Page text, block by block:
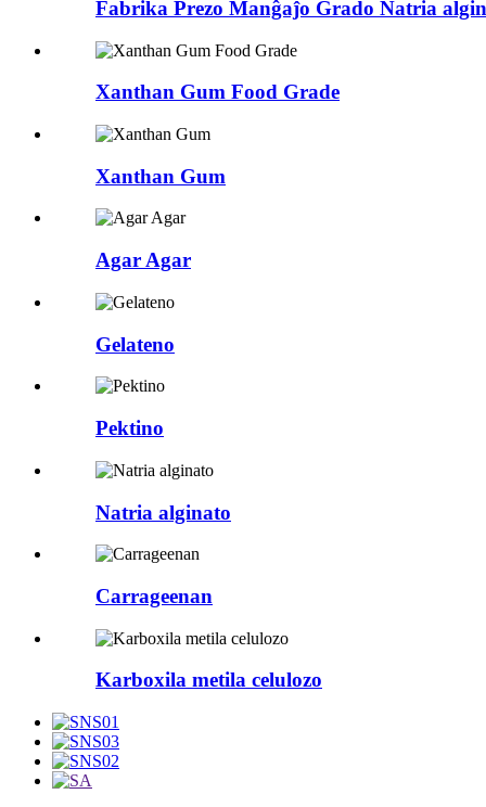
Fabrika Prezo Manĝaĵo Grado Natria
Xanthan Gum Food Grade
Xanthan Gum
Agar Agar
Gelateno
Pektino
Natria alginato
Carrageenan
Karboxila metila celulozo